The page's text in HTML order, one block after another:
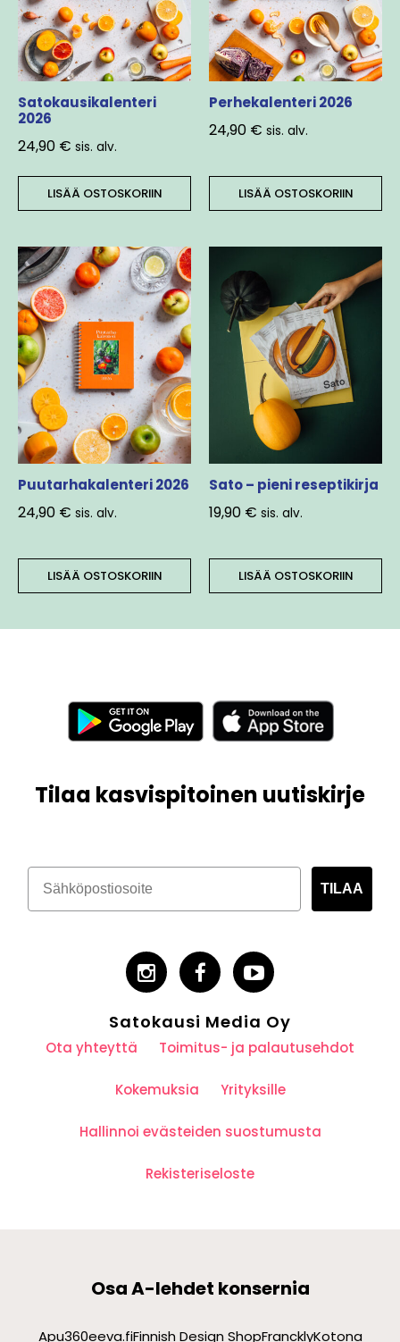
Satokausikalenteri
2026
24,90 € sis. alv.
LISÄÄ OSTOSKORIIN
Perhekalenteri 2026
24,90 € sis. alv.
LISÄÄ OSTOSKORIIN
Puutarhakalenteri 2026
24,90 € sis. alv.
LISÄÄ OSTOSKORIIN
Sato – pieni reseptikirja
19,90 € sis. alv.
LISÄÄ OSTOSKORIIN
Tilaa kasvispitoinen uutiskirje
TILAA
Satokausi Media Oy
Ota yhteyttä Toimitus- ja palautusehdot
Kokemuksia Yrityksille
Hallinnoi evästeiden suostumusta
Rekisteriseloste
Osa A-lehdet konsernia
Apu360eeva.fiFinnish Design ShopFrancklyKotona